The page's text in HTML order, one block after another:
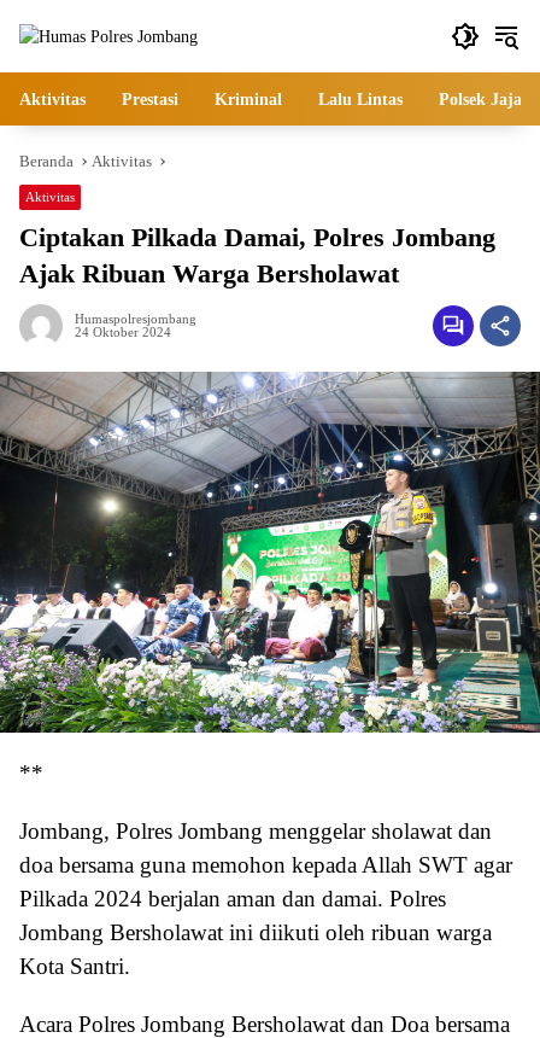
Aktivitas Prestasi Kriminal Lalu Lintas Polsek
Beranda Aktivitas
Aktivitas
Ciptakan Pilkada Damai, Polres Jombang
Ajak Ribuan Warga Bersholawat
Humaspolresjombang
24 Oktober 2024
**
Jombang, Polres Jombang menggelar sholawat dan
doa bersama guna memohon kepada Allah SWT agar
Pilkada 2024 berjalan aman dan damai. Polres
Jombang Bersholawat ini diikuti oleh ribuan warga
Kota Santri.
Acara Polres Jombang Bersholawat dan Doa bersama